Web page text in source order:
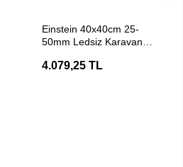
Einstein 40x40cm 25-
50mm Ledsiz Karavan
4.079,25 TL